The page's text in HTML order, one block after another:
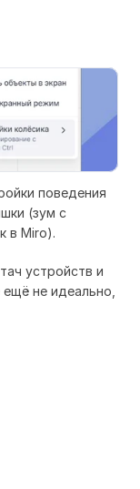
поведения
(зум с
в Miro).
устройств и
не идеально,